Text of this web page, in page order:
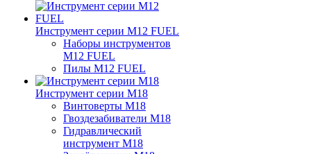
Инструмент серии M12 FUEL
Наборы инструментов
M12 FUEL
Пилы M12 FUEL
Инструмент серии M18
Винтоверты M18
Гвоздезабиватели M18
Гидравлический
инструмент M18